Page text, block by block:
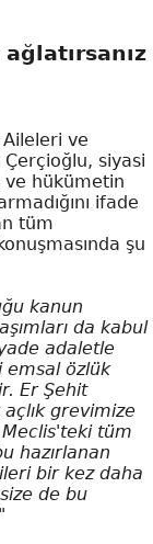
ve
Çerçioğlu, siyasi
hükümetin
ifade
tüm
şu
kanun
da kabul
adaletle
emsal özlük
Er Şehit
grevimize
tüm
hazırlanan
bir kez daha
de bu